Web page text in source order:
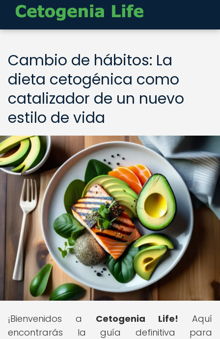
Cambio de hábitos: La
dieta cetogénica como
catalizador de un nuevo
estilo de vida
¡Bienvenidos a Cetogenia Life! Aquí
encontrarás la guía definitiva para